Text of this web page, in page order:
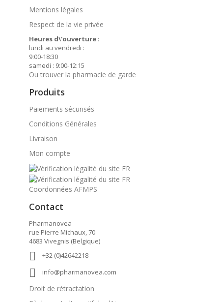
Mentions légales
Respect de la vie privée
Heures d\'ouverture :
lundi au vendredi :
9:00-18:30
samedi : 9:00-12:15
Ou trouver la pharmacie de garde
Produits
Paiements sécurisés
Conditions Générales
Livraison
Mon compte
Coordonnées AFMPS
Contact
Pharmanovea
rue Pierre Michaux, 70
4683 Vivegnis (Belgique)
 +32 (0)42642218
 info@pharmanovea.com
Droit de rétractation